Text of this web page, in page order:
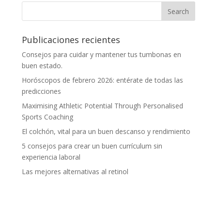
Publicaciones recientes
Consejos para cuidar y mantener tus tumbonas en
buen estado.
Horóscopos de febrero 2026: entérate de todas las
predicciones
Maximising Athletic Potential Through Personalised
Sports Coaching
El colchón, vital para un buen descanso y rendimiento
5 consejos para crear un buen currículum sin
experiencia laboral
Las mejores alternativas al retinol